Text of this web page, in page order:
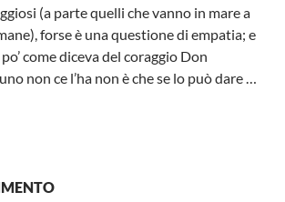
(a parte quelli che vanno in mare a
forse è una questione di empatia; e
come diceva del coraggio Don
non ce l’ha non è che se lo può dare …